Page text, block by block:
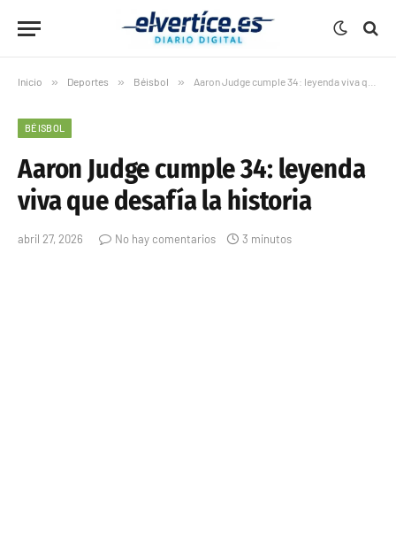
Inicio » Deportes » Béisbol » Aaron Judge cumple 34: leyenda viva que desafía la historia
BÉISBOL
Aaron Judge cumple 34: leyenda
viva que desafía la historia
abril 27, 2026 No hay comentarios 3 minutos